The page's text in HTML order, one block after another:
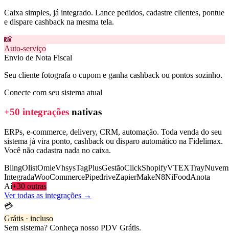
Caixa simples, já integrado. Lance pedidos, cadastre clientes, pontue
e dispare cashback na mesma tela.
📸
Auto-serviço
Envio de Nota Fiscal
Seu cliente fotografa o cupom e ganha cashback ou pontos sozinho.
Conecte com seu sistema atual
+50 integrações nativas
ERPs, e-commerce, delivery, CRM, automação. Toda venda do seu
sistema já vira ponto, cashback ou disparo automático na Fidelimax.
Você não cadastra nada no caixa.
BlingOlistOmieVhsysTagPlusGestãoClickShopifyVTEXTray
IntegradaWooCommercePipedriveZapierMakeN8NiFoodAnota
Aí+30 outras
Ver todas as integrações →
💳
Grátis · incluso
Sem sistema? Conheça nosso PDV Grátis.